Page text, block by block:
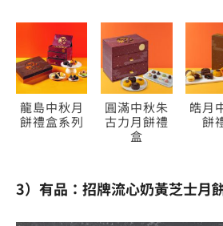
龍島中秋月
餅禮盒系列
圓滿中秋朱
古力月餅禮
盒
皓月
餅
3）有品：招牌流心奶黃芝士月